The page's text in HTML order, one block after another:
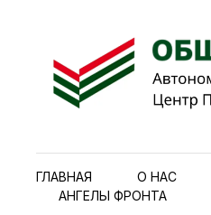
ГЛАВНАЯ О НАС
АНГЕЛЫ ФРОНТА